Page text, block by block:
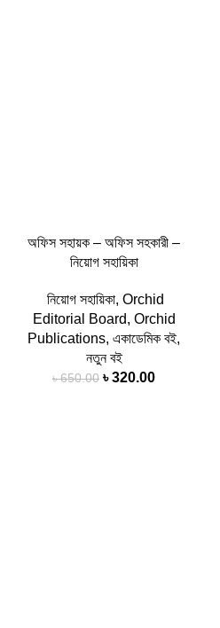
অফিস সহায়ক – অফিস সহকারী –
নিয়োগ সহায়িকা
নিয়োগ সহায়িকা, Orchid
Editorial Board, Orchid
Publications, একাডেমিক বই,
নতুন বই
৳650.00 ৳320.00